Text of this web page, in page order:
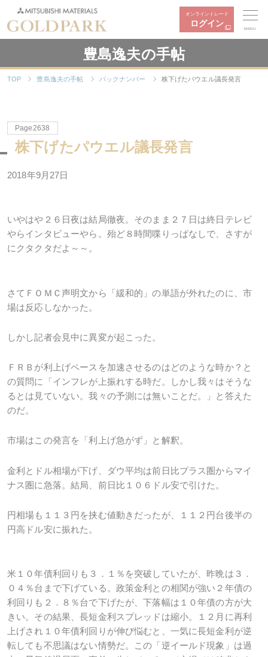
オンライントレード
ログイン
MENU
豊島逸夫の手帖
TOP 豊島逸夫の手帖 バックナンバー 株下げたパウエル議長発言
Page2638
株下げたパウエル議長発言
2018年9月27日
いやはや２６日夜は結局徹夜。そのまま２７日は終日テレビ
やらインタビューやら。殆ど８時間喋りっぱなしで、さすが
にクタクタだよ～～。
さてＦＯＭＣ声明文から「緩和的」の単語が外れたのに、市
場は反応しなかった。
しかし記者会見中に異変が起こった。
ＦＲＢが利上げペースを加速させるのはどのような時か？と
の質問に「インフレが上振れする時だ。しかし我々はそうな
るとは見ていない。我々の予測には無いことだ。」と答えた
のだ。
市場はこの発言を「利上げ急がず」と解釈。
金利とドル相場が下げ、ダウ平均は前日比プラス圏からマイ
ナス圏に急落。結局、前日比１０６ドル安で引けた。
円相場も１１３円を挟む値動きだったが、１１２円台後半の
円高ドル安に振れた。
米１０年債利回りも３．１％を突破していたが、昨晩は３．
０４％台まで下げている。政策金利との相関が強い２年債の
利回りも２．８％台で下げたが、下落幅は１０年債の方が大
きい。その結果、長短金利スプレッドは縮小。１２月に再利
上げされ１０年債利回りが伸び悩むと、一気に長短金利が逆
転しても不思議はない情勢だ。この「逆イールド現象」は過